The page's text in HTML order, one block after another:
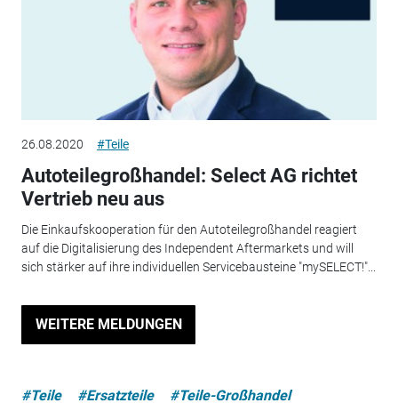
26.08.2020 #Teile
Autoteilegroßhandel: Select AG richtet
Vertrieb neu aus
Die Einkaufskooperation für den Autoteilegroßhandel reagiert
auf die Digitalisierung des Independent Aftermarkets und will
sich stärker auf ihre individuellen Servicebausteine "mySELECT!"...
WEITERE MELDUNGEN
#Teile #Ersatzteile #Teile-Großhandel